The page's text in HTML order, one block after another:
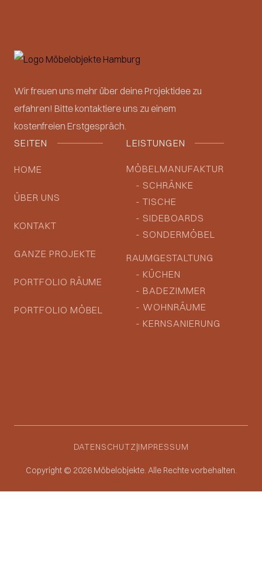
Wir freuen uns mehr über deine Projektidee zu
erfahren! Bitte kontaktiere uns zu einem
kostenfreien Erstgespräch.
SEITEN
HOME
ÜBER UNS
KONTAKT
GANZE PROJEKTE
PORTFOLIO RÄUME
PORTFOLIO MÖBEL
LEISTUNGEN
MÖBELMANUFAKTUR
- SCHRÄNKE
- TISCHE
- SIDEBOARDS
- SONDERMÖBEL
RAUMGESTALTUNG
- KÜCHEN
- BADEZIMMER
- WOHNRÄUME
- KERNSANIERUNG
DATENSCHUTZ|IMPRESSUM
Copyright © 2026 Möbelobjekte. Alle Rechte vorbehalten.